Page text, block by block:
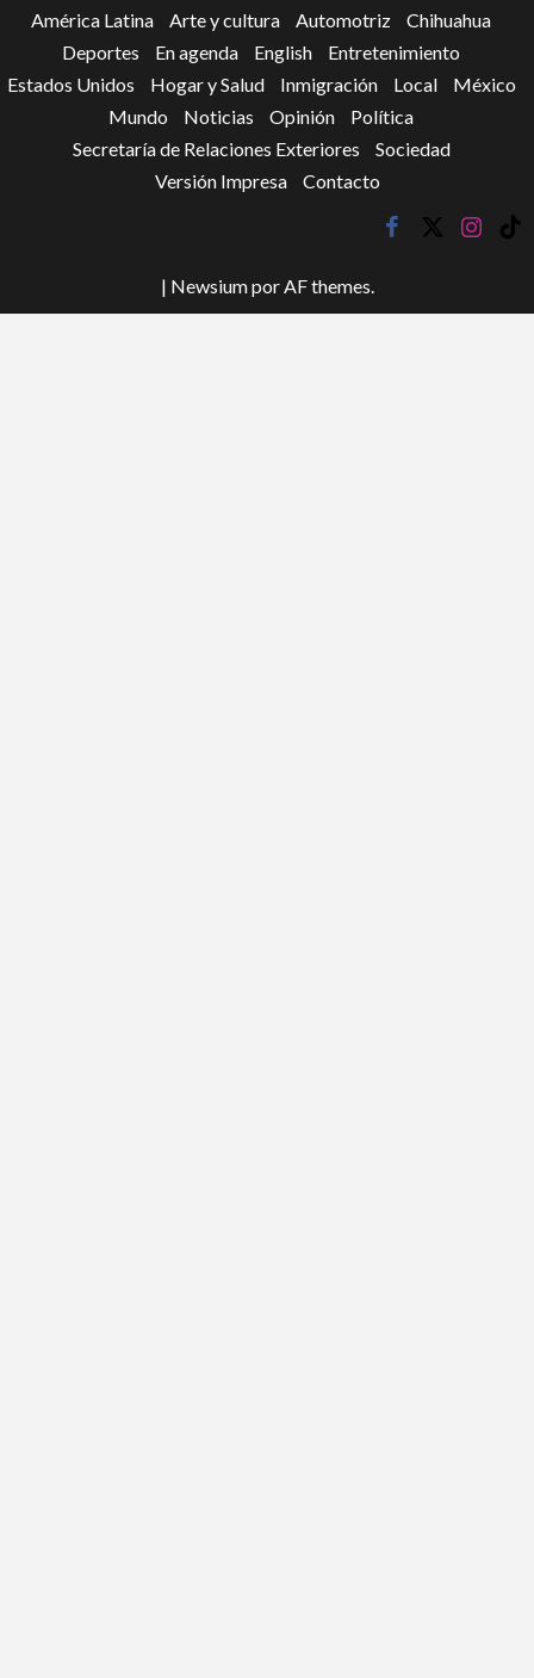
América Latina Arte y cultura Automotriz
Chihuahua
Deportes
En agenda English
Entretenimiento
Estados Unidos
Hogar y Salud Inmigración Local
México
Mundo
Noticias Opinión
Política
Secretaría de Relaciones Exteriores
Sociedad
Versión Impresa
Contacto
facebook
twitter
tik
| Newsiumpor AF themes.